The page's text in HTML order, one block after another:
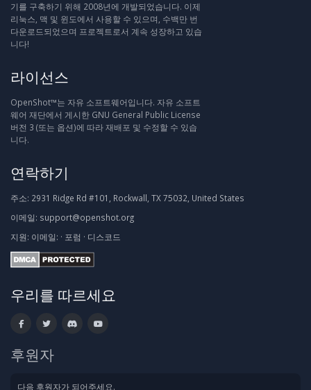
기를 구축하기 위해 2008년에 개발되었습니다. 이제
리눅스, 맥 및 윈도에서 사용할 수 있으며, 수백만 번
다운로드되었으며 프로젝트로서 계속 성장하고 있습
니다!
라이선스
OpenShot™는 자유 소프트웨어입니다. 자유 소프트
웨어 재단에서 게시한 GNU General Public License
버전 3 (또는 옵션)에 따라 재배포 및 수정할 수 있습
니다.
연락하기
주소: 2931 Ridge Rd #101, Rockwall, TX 75032, United States
이메일: support@openshot.org
지원: 이메일: · 포럼 · 디스코드
우리를 따르세요
후원자
다음 후원자가 되어주세요.